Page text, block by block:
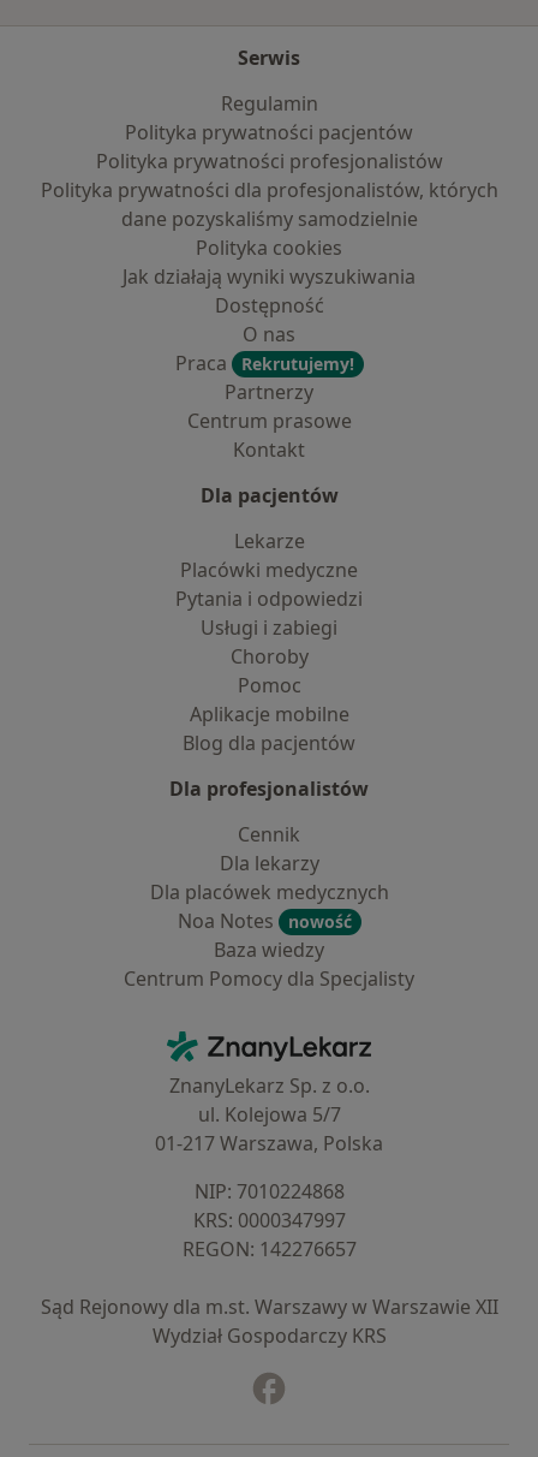
Serwis
Regulamin
Polityka prywatności pacjentów
Polityka prywatności profesjonalistów
Polityka prywatności dla profesjonalistów, których
dane pozyskaliśmy samodzielnie
Polityka cookies
Jak działają wyniki wyszukiwania
Dostępność
O nas
Praca
Rekrutujemy!
Partnerzy
Centrum prasowe
Kontakt
Dla pacjentów
Lekarze
Placówki medyczne
Pytania i odpowiedzi
Usługi i zabiegi
Choroby
Pomoc
Aplikacje mobilne
Blog dla pacjentów
Dla profesjonalistów
Cennik
Dla lekarzy
Dla placówek medycznych
Noa Notes
nowość
Baza wiedzy
Centrum Pomocy dla Specjalisty
ZnanyLekarz - Strona główna
ZnanyLekarz Sp. z o.o.
ul. Kolejowa 5/7
01-217 Warszawa, Polska
NIP: ⁠7010224868
KRS: ⁠0000347997
REGON: ⁠142276657
Sąd Rejonowy dla m.st. Warszawy w Warszawie XII
Wydział Gospodarczy KRS